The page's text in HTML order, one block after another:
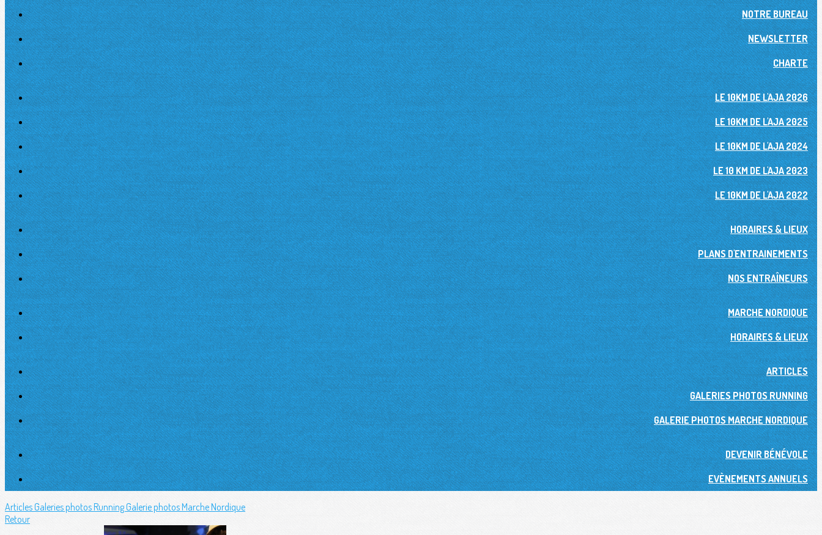
NOTRE BUREAU
NEWSLETTER
CHARTE
LE 10KM DE L'AJA 2026
LE 10KM DE L'AJA 2025
LE 10KM DE L'AJA 2024
LE 10 KM DE L'AJA 2023
LE 10KM DE L'AJA 2022
HORAIRES & LIEUX
PLANS D'ENTRAINEMENTS
NOS ENTRAÎNEURS
MARCHE NORDIQUE
HORAIRES & LIEUX
ARTICLES
GALERIES PHOTOS RUNNING
GALERIE PHOTOS MARCHE NORDIQUE
DEVENIR BÉNÉVOLE
EVÈNEMENTS ANNUELS
ArticlesGaleries photos RunningGalerie photos Marche Nordique
Retour